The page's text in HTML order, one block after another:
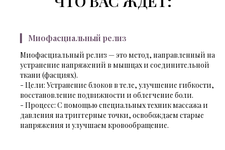
▎ Миофасциальный релиз
Миофасциальный релиз — это метод, направленный на
устранение напряжений в мышцах и соединительной
ткани (фасциях).
- Цели: Устранение блоков в теле, улучшение гибкости,
восстановление подвижности и облегчение боли.
- Процесс: С помощью специальных техник массажа и
давления на триггерные точки, освобождаем старые
напряжения и улучшаем кровообращение.